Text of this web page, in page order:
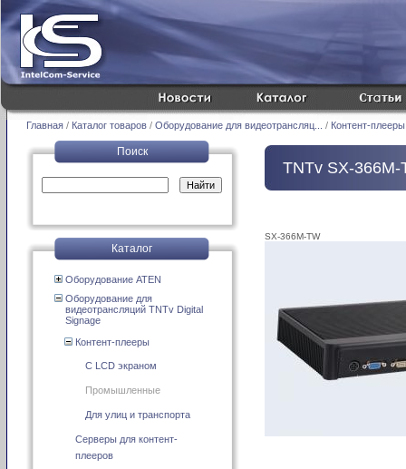
Главная / Каталог товаров / Оборудование для видеотрансляц... / Контент-плееры
Поиск
Каталог
Оборудование ATEN
Оборудование для
видеотрансляций TNTv Digital
Signage
Контент-плееры
C LCD экраном
Промышленные
Для улиц и транспорта
Серверы для контент-
плееров
TNTv SX-
SX-366M-TW